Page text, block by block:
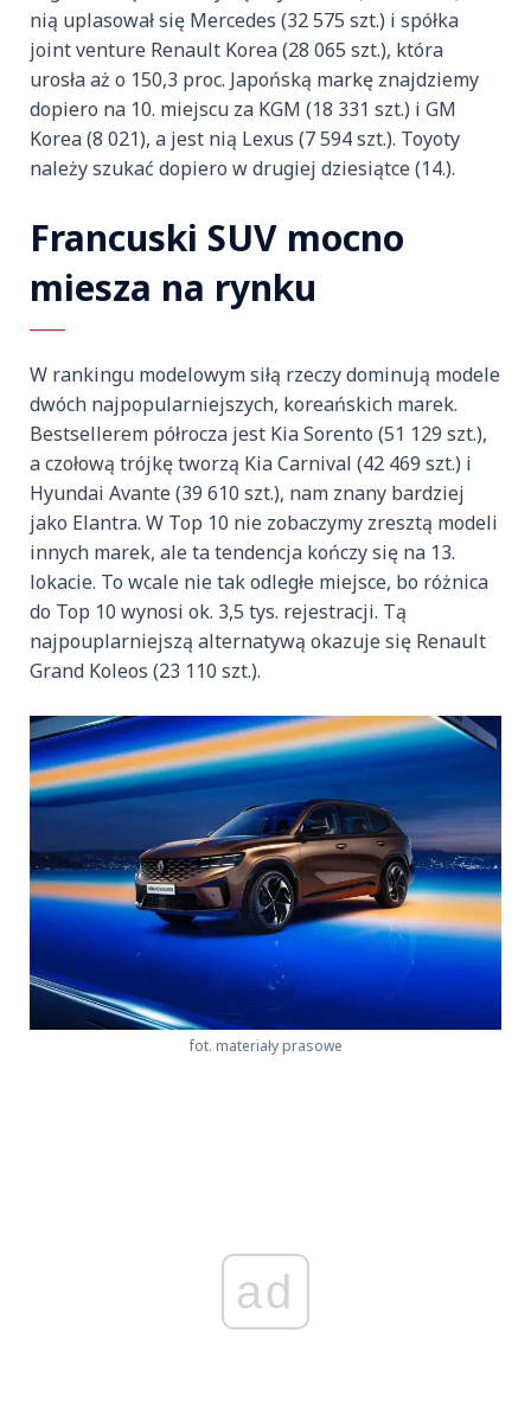
nią uplasował się Mercedes (32 575 szt.) i spółka
joint venture Renault Korea (28 065 szt.), która
urosła aż o 150,3 proc. Japońską markę znajdziemy
dopiero na 10. miejscu za KGM (18 331 szt.) i GM
Korea (8 021), a jest nią Lexus (7 594 szt.). Toyoty
należy szukać dopiero w drugiej dziesiątce (14.).
Francuski SUV mocno
miesza na rynku
W rankingu modelowym siłą rzeczy dominują modele
dwóch najpopularniejszych, koreańskich marek.
Bestsellerem półrocza jest Kia Sorento (51 129 szt.),
a czołową trójkę tworzą Kia Carnival (42 469 szt.) i
Hyundai Avante (39 610 szt.), nam znany bardziej
jako Elantra. W Top 10 nie zobaczymy zresztą modeli
innych marek, ale ta tendencja kończy się na 13.
lokacie. To wcale nie tak odległe miejsce, bo różnica
do Top 10 wynosi ok. 3,5 tys. rejestracji. Tą
najpouplarniejszą alternatywą okazuje się Renault
Grand Koleos (23 110 szt.).
fot. materiały prasowe
ad